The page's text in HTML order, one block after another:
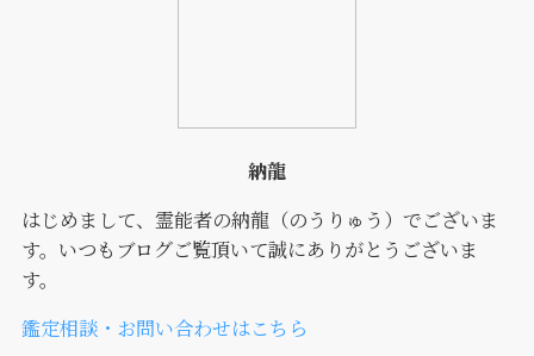
納龍
はじめまして、霊能者の納龍（のうりゅう）でございま
す。いつもブログご覧頂いて誠にありがとうございま
す。
鑑定相談・お問い合わせはこちら